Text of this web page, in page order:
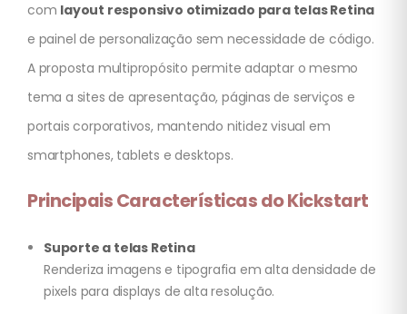
com layout responsivo otimizado para telas Retina
e painel de personalização sem necessidade de código.
A proposta multipropósito permite adaptar o mesmo
tema a sites de apresentação, páginas de serviços e
portais corporativos, mantendo nitidez visual em
smartphones, tablets e desktops.
Principais Características do Kickstart
Suporte a telas Retina
Renderiza imagens e tipografia em alta densidade de
pixels para displays de alta resolução.